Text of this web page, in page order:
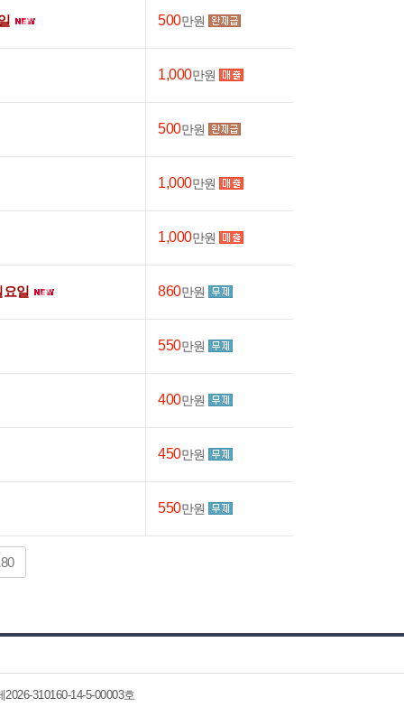
500만원
1,000만원
500만원
1,000만원
1,000만원
요일 860만원
550만원
400만원
450만원
550만원
310160-14-5-00003호